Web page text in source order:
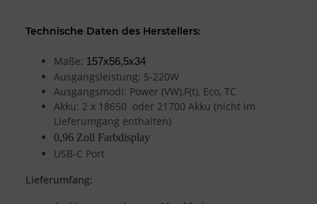
Technische Daten des Herstellers:
Maße: 157x56,5x34
Ausgangsleistung: 5-220W
Ausgangsmodi: Power (VW),F(t), Eco, TC
Akku: 2 x 18650 oder 21700 Akku (nicht im
Lieferumgang enthalten)
0,96 Zoll Farbdisplay
USB-C Port
Lieferumfang: